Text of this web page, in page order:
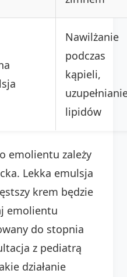
Nawilżanie
podczas
kąpieli,
lipidów
emolientu zależy
Lekka emulsja
krem będzie
emolientu
do stopnia
z pediatrą
działanie